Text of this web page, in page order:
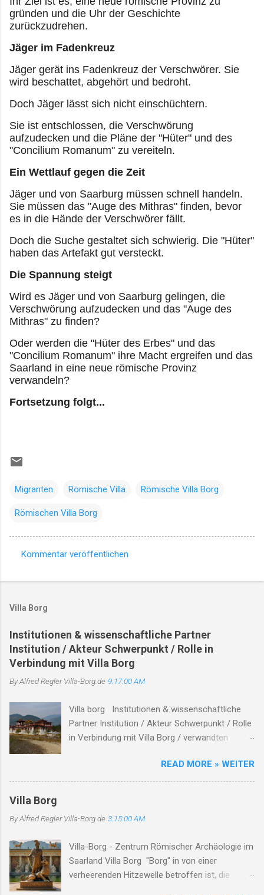
gründen und die Uhr der Geschichte
zurückzudrehen.
Jäger im Fadenkreuz
Jäger gerät ins Fadenkreuz der Verschwörer. Sie
wird beschattet, abgehört und bedroht.
Doch Jäger lässt sich nicht einschüchtern.
Sie ist entschlossen, die Verschwörung
aufzudecken und die Pläne der "Hüter" und des
"Concilium Romanum" zu vereiteln.
Ein Wettlauf gegen die Zeit
Jäger und von Saarburg müssen schnell handeln.
Sie müssen das "Auge des Mithras" finden, bevor
es in die Hände der Verschwörer fällt.
Doch die Suche gestaltet sich schwierig. Die "Hüter"
haben das Artefakt gut versteckt.
Die Spannung steigt
Wird es Jäger und von Saarburg gelingen, die
Verschwörung aufzudecken und das "Auge des
Mithras" zu finden?
Oder werden die "Hüter des Erbes" und das
"Concilium Romanum" ihre Macht ergreifen und das
Saarland in eine neue römische Provinz
verwandeln?
Fortsetzung folgt...
Migranten Römische Villa Römische Villa Borg
Römischen Villa Borg
o
e
n
t
a
e
Kommentar veröffentlichen
Villa Borg
Institutionen & wissenschaftliche Partner
Institution / Akteur Schwerpunkt / Rolle in
Verbindung mit Villa Borg
By Alfred ReglerVilla-Borg.de 9:17:00 AM
Villa borg Institutionen & wissenschaftliche
Partner Institution / Akteur Schwerpunkt / Rolle
in Verbindung mit Villa Borg / verwandten
Merzig-Wadern Träger des Archäologieparks
Villa Borg unterhält die Villa Borg als
borg.de ) Staatliches Konservatoramt
Denkmalschutz in Kooperation mit der
Kulturstiftung bei Ausgrabungen &
Rekonstruktionen ( villa-borg.de ) Universitäten
READ MORE » WEITER
Villa Borg
By Alfred ReglerVilla-Borg.de 3:15:00 AM
Villa-Borg - Zentrum Römischer Archäologie im
Saarland Villa Borg "Borg" in von einer
verheerenden Hitzewelle betroffen ist, die